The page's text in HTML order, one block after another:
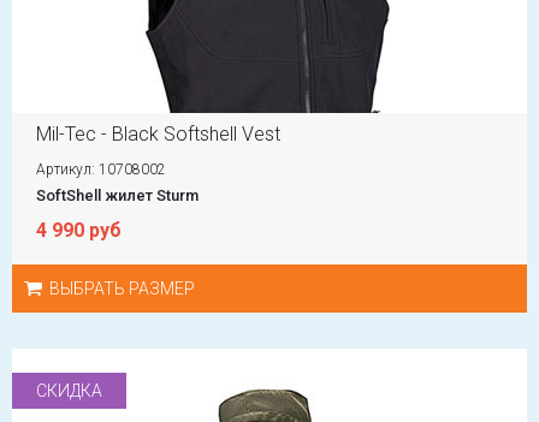
Mil-Tec - Black Softshell Vest
Артикул: 10708002
SoftShell жилет Sturm
4 990 руб
ВЫБРАТЬ РАЗМЕР
СКИДКА